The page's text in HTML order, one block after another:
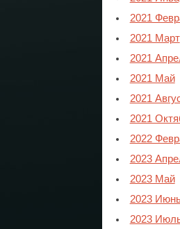
2021
2021 Март
2021
2021 Май
2021
2021
2022
2023
2023 Май
2023
2023